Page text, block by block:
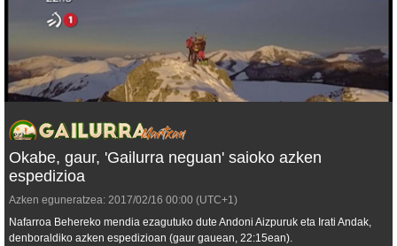
Okabe, gaur, 'Gailurra neguan' saioko azken
espedizioa
Azken eguneratzea: 2017/02/16 00:00 (UTC+1)
Nafarroa Behereko mendia ezagutuko dute Andoni Aizpuruk eta Irati Andak,
denboraldiko azken espedizioan (gaur gauean, 22:15ean).